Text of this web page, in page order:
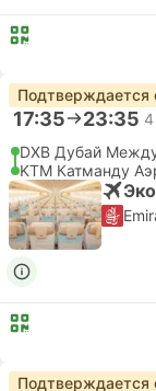
Подтверждается
17:35 23:35
DXB Дубай
KTM Катманду
Подтверждается